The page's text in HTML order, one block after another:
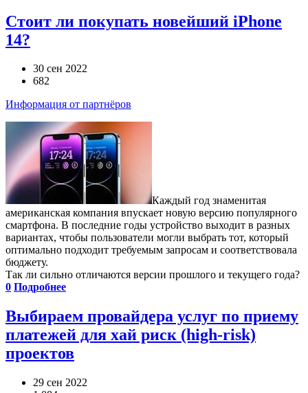
Стоит ли покупать новейший iPhone
14?
30 сен 2022
682
Информация от партнёров
Каждый год знаменитая
американская компания впускает новую версию популярного
смартфона. В последние годы устройство выходит в разных
вариантах, чтобы пользователи могли выбрать тот, который
оптимально подходит требуемым запросам и соответствовала
бюджету.
Так ли сильно отличаются версии прошлого и текущего года?
0 Подробнее
Выбираем провайдера услуг по приему
платежей для хай риск (high-risk)
проектов
29 сен 2022